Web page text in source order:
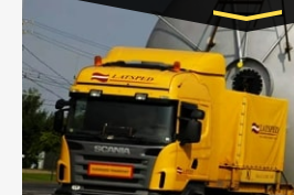
Цена за км.
- Перевозка техники и
осуществляется после
перевозку (обычно 7-14 дней).